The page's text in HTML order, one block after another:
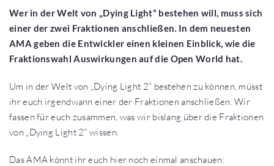
Wer in der Welt von „Dying Light“ bestehen will, muss sich
einer der zwei Fraktionen anschließen. In dem neuesten
AMA geben die Entwickler einen kleinen Einblick, wie die
Fraktionswahl Auswirkungen auf die Open World hat.
Um in der Welt von „Dying Light 2“ bestehen zu können, müsst
ihr euch irgendwann einer der Fraktionen anschließen. Wir
fassen für euch zusammen, was wir bislang über die Fraktionen
von „Dying Light 2“ wissen.
Das AMA könnt ihr euch hier noch einmal anschauen: